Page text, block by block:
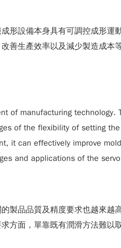
形設備本身具有可調控成形運
善生產效率以及減少製造成本
of manufacturing technology.
of the flexibility of setting
it can effectively improve
and applications of the
製品品質及精度要求也越來越
方面，單靠既有潤滑方法難以